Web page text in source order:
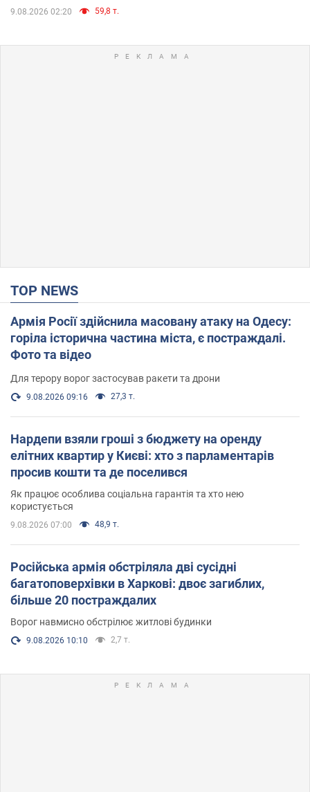
9.08.2026 02:20 59,8 т.
TOP NEWS
Армія Росії здійснила масовану атаку на Одесу:
горіла історична частина міста, є постраждалі.
Фото та відео
Для терору ворог застосував ракети та дрони
9.08.2026 09:16 27,3 т.
Нардепи взяли гроші з бюджету на оренду
елітних квартир у Києві: хто з парламентарів
просив кошти та де поселився
Як працює особлива соціальна гарантія та хто нею
користується
9.08.2026 07:00 48,9 т.
Російська армія обстріляла дві сусідні
багатоповерхівки в Харкові: двоє загиблих,
більше 20 постраждалих
Ворог навмисно обстрілює житлові будинки
9.08.2026 10:10 2,7 т.